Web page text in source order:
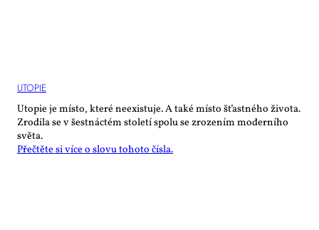
UTO­PIE
Utopie je místo, které neexistuje. A také místo šťastného života.
Zrodila se v šestnáctém století spolu se zrozením moderního
světa.
Přečtěte si více o slovu tohoto čísla.